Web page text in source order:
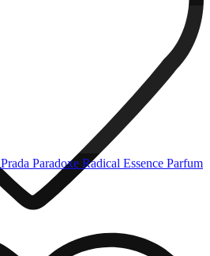
Prada Paradoxe Radical Essence Parfum